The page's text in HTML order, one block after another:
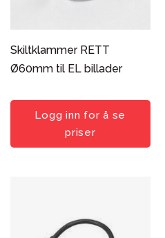
Skiltklammer RETT
Ø60mm til EL billader
Logg inn for å se
priser